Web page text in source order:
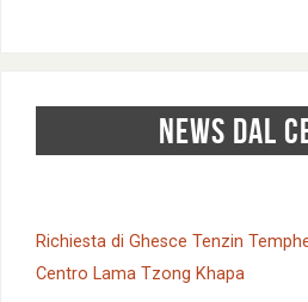
NEWS DAL
Richiesta di Ghesce Tenzin
Centro Lama Tzong Khapa